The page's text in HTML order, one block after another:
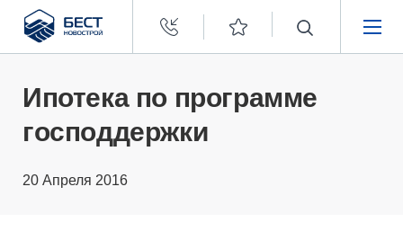
Бест
Новострой
ПОКУПАТЕЛЯМ
ЗАСТРОЙЩИКАМ
Ипотека по программе
господдержки
20 Апреля 2016